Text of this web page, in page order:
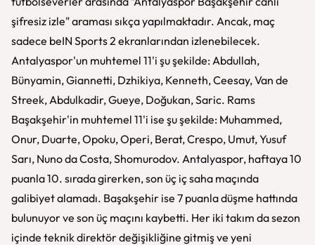
şifresiz izle" araması sıkça yapılmaktadır. Ancak, maç
sadece beIN Sports 2 ekranlarından izlenebilecek.
Antalyaspor'un muhtemel 11'i şu şekilde: Abdullah,
Bünyamin, Giannetti, Dzhikiya, Kenneth, Ceesay, Van de
Streek, Abdulkadir, Gueye, Doğukan, Saric. Rams
Başakşehir'in muhtemel 11'i ise şu şekilde: Muhammed,
Onur, Duarte, Opoku, Operi, Berat, Crespo, Umut, Yusuf
Sarı, Nuno da Costa, Shomurodov. Antalyaspor, haftaya 10
puanla 10. sırada girerken, son üç iç saha maçında
galibiyet alamadı. Başakşehir ise 7 puanla düşme hattında
bulunuyor ve son üç maçını kaybetti. Her iki takım da sezon
içinde teknik direktör değişikliğine gitmiş ve yeni